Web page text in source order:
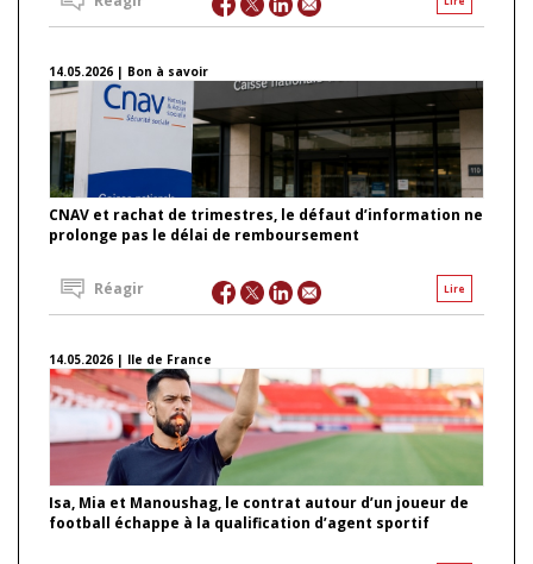
14.05.2026 | Bon à savoir
CNAV et rachat de trimestres, le défaut d’information ne
prolonge pas le délai de remboursement
Lire
Réagir
14.05.2026 | Ile de France
Isa, Mia et Manoushag, le contrat autour d’un joueur de
football échappe à la qualification d’agent sportif